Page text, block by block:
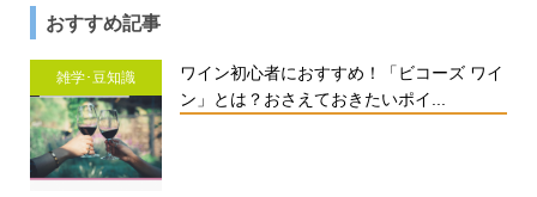
おすすめ記事
雑学･豆知識
ワイン初心者におすすめ！「ビコーズ ワイ
ン」とは？おさえておきたいポイ...